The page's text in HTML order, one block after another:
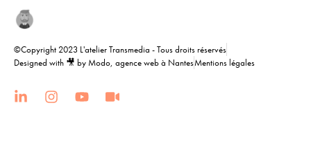
©Copyright 2023 L'atelier Transmedia - Tous droits réservés
Designed with 🎥 by Modo, agence web à NantesMentions légales